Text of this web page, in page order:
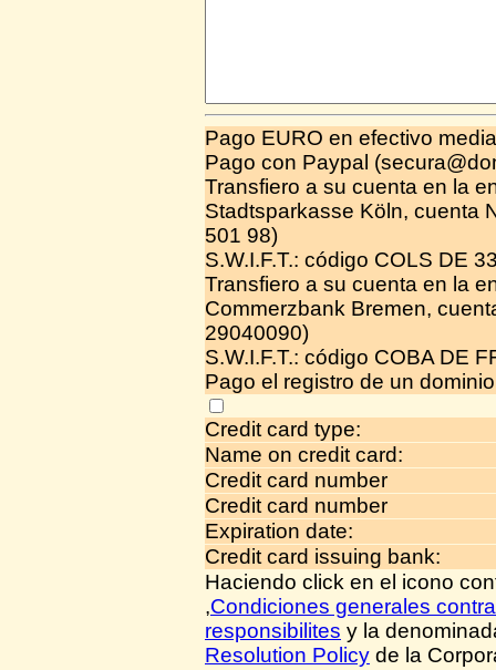
Pago EURO en efectivo
Pago con Paypal
Transfiero a su cuenta en la
Stadtsparkasse Köln, cuenta
501 98)
S.W.I.F.T.: código COLS DE
Transfiero a su cuenta en la
Commerzbank Bremen,
29040090)
S.W.I.F.T.: código COBA DE
Pago el registro de un
Credit card type:
Name on credit card:
Credit card number
Credit card number
Expiration date:
Credit card issuing bank:
Haciendo click en el icono
,Condiciones generales
responsibilites y la
Resolution Policy de la